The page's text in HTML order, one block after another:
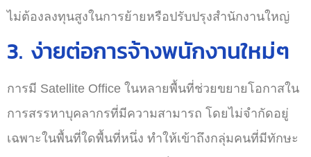
ไม่ต้องลงทุนสูงในการย้ายหรือปรับปรุงสำนักงานใหญ่
3. ง่ายต่อการจ้างพนักงานใหม่ๆ
การมี Satellite Office ในหลายพื้นที่ช่วยขยายโอกาสใน
การสรรหาบุคลากรที่มีความสามารถ โดยไม่จำกัดอยู่
เฉพาะในพื้นที่ใดพื้นที่หนึ่ง ทำให้เข้าถึงกลุ่มคนที่มีทักษะ